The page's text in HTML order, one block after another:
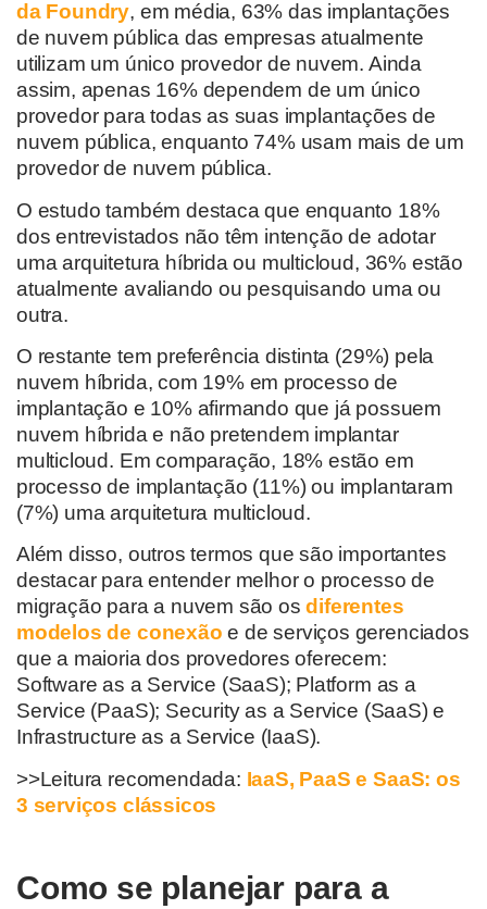
da Foundry, em média, 63% das implantações
de nuvem pública das empresas atualmente
utilizam um único provedor de nuvem. Ainda
assim, apenas 16% dependem de um único
provedor para todas as suas implantações de
nuvem pública, enquanto 74% usam mais de um
provedor de nuvem pública.
O estudo também destaca que enquanto 18%
dos entrevistados não têm intenção de adotar
uma arquitetura híbrida ou multicloud, 36% estão
atualmente avaliando ou pesquisando uma ou
outra.
O restante tem preferência distinta (29%) pela
nuvem híbrida, com 19% em processo de
implantação e 10% afirmando que já possuem
nuvem híbrida e não pretendem implantar
multicloud. Em comparação, 18% estão em
processo de implantação (11%) ou implantaram
(7%) uma arquitetura multicloud.
Além disso, outros termos que são importantes
destacar para entender melhor o processo de
migração para a nuvem são osdiferentes
modelos de conexão e de serviços gerenciados
que a maioria dos provedores oferecem:
Software as a Service (SaaS); Platform as a
Service (PaaS); Security as a Service (SaaS) e
Infrastructure as a Service (IaaS).
>>Leitura recomendada: IaaS, PaaS e SaaS: os
3 serviços clássicos
Como se planejar para a